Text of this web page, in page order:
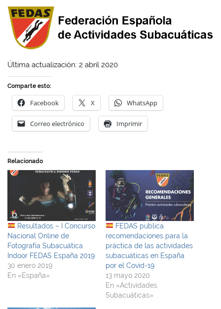
Última actualización: 2 abril 2020
Comparte esto:
Facebook X WhatsApp
Correo electrónico Imprimir
Relacionado
Resultados – I Concurso
Nacional Online de
Fotografía Subacuática
Indoor FEDAS España 2019
30 enero 2019
En «España»
FEDAS publica
recomendaciones para la
práctica de las actividades
subacuáticas en España
por el Covid-19
13 mayo 2020
En «Actividades
Subacuáticas»